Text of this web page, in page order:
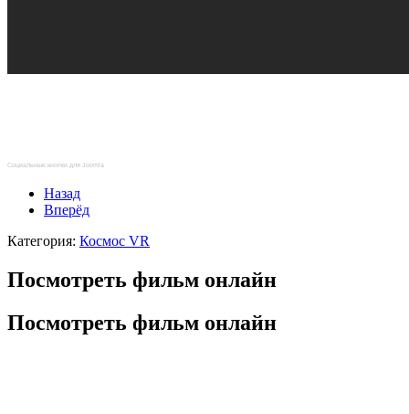
Социальные кнопки для Joomla
Назад
Вперёд
Категория: Космос VR
Посмотреть фильм онлайн
Посмотреть фильм онлайн